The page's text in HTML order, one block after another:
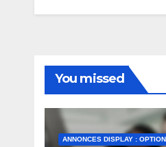
You missed
ANNONCES DISPLAY :